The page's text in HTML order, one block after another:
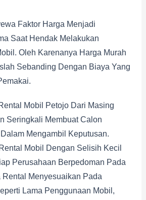
Faktor Harga Menjadi
Saat Hendak Melakukan
Oleh Karenanya Harga Murah
Sebanding Dengan Biaya Yang
Mobil Petojo Dari Masing
Seringkali Membuat Calon
Mengambil Keputusan.
Mobil Dengan Selisih Kecil
Perusahaan Berpedoman Pada
Rental Menyesuaikan Pada
Lama Penggunaan Mobil,